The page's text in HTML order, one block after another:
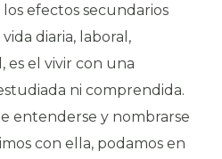
efectos secundarios
diaria, laboral,
es el vivir con una
ni comprendida.
entenderse y nombrarse
con ella, podamos en